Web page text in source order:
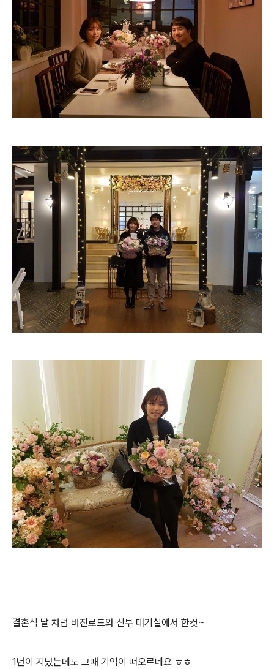
결혼식 날 처럼 버진로드와 신부 대기실에서 한컷~
1년이 지났는데도 그때 기억이 떠오르네요 ㅎㅎ